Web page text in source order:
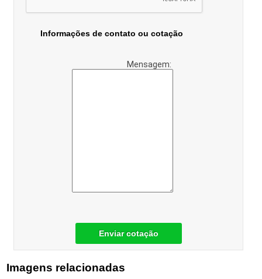
Informações de contato ou cotação
Mensagem:
Enviar cotação
Imagens relacionadas